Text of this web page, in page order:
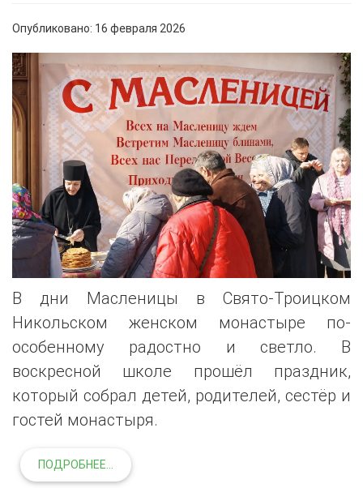
Опубликовано: 16 февраля 2026
В дни Масленицы в Свято-Троицком
Никольском женском монастыре по-
особенному радостно и светло. В
воскресной школе прошёл праздник,
который собрал детей, родителей, сестёр и
гостей монастыря.
ПОДРОБНЕЕ...